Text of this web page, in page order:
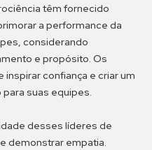
têm fornecido
a performance da
considerando
e propósito. Os
confiança e criar um
suas equipes.
desses líderes de
demonstrar empatia.